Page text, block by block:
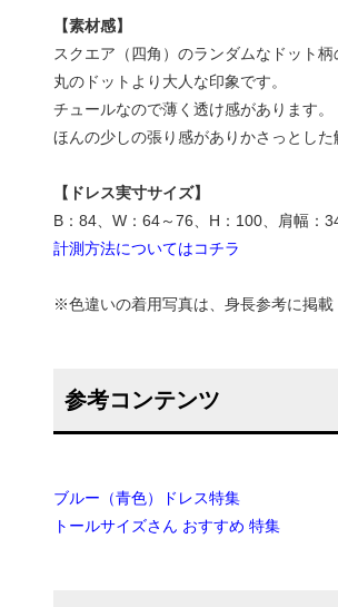
【素材感】
スクエア（四角）のランダムなドット柄
丸のドットより大人な印象です。
チュールなので薄く透け感があります。
ほんの少しの張り感がありかさっとした
【ドレス実寸サイズ】
B：84、W：64～76、H：100、肩幅：
計測方法についてはコチラ
※色違いの着用写真は、身長参考に掲載
参考コンテンツ
ブルー（青色）ドレス特集
トールサイズさん おすすめ 特集